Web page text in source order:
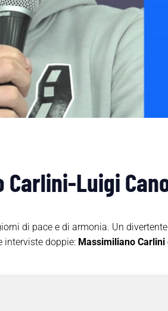
Carlini-Luigi
di pace e di armonia. Un
interviste doppie: Massimiliano Carlini